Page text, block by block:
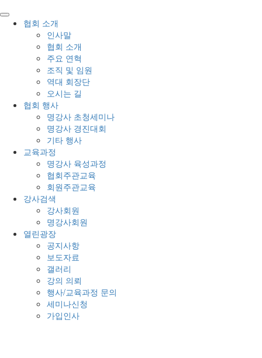
협회 소개
인사말
협회 소개
주요 연혁
조직 및 임원
역대 회장단
오시는 길
협회 행사
명강사 초청세미나
명강사 경진대회
기타 행사
교육과정
명강사 육성과정
협회주관교육
회원주관교육
강사검색
강사회원
명강사회원
열린광장
공지사항
보도자료
갤러리
강의 의뢰
행사/교육과정 문의
세미나신청
가입인사